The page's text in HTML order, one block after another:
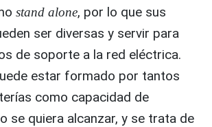
stand alone, por lo que sus
ser diversas y servir para
de soporte a la red eléctrica.
estar formado por tantos
como capacidad de
se quiera alcanzar, y se trata de